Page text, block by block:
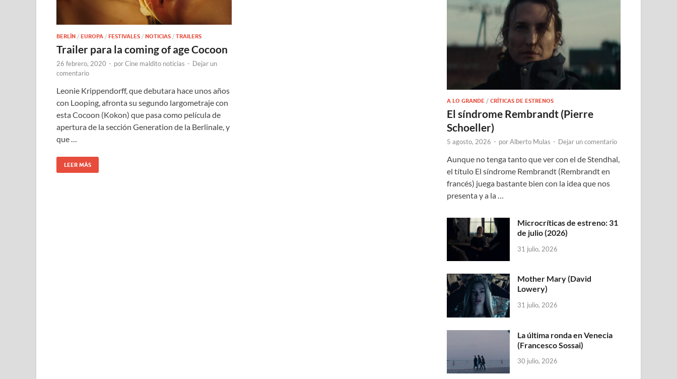
BERLÍN / EUROPA / FESTIVALES / NOTICIAS / TRAILERS
Trailer para la coming of age Cocoon
26 febrero, 2020 - porCine maldito noticias - Dejar un
comentario
Leonie Krippendorff, que debutara hace unos años
con Looping, afronta su segundo largometraje con
esta Cocoon (Kokon) que pasa como película de
apertura de la sección Generation de la Berlinale, y
que …
LEER MÁS
A LO GRANDE /CRÍTICAS DE ESTRENOS
El síndrome Rembrandt (Pierre
Schoeller)
5 agosto, 2026 - porAlberto Mulas - Dejar un comentario
Aunque no tenga tanto que ver con el de Stendhal,
el título El síndrome Rembrandt (Rembrandt en
francés) juega bastante bien con la idea que nos
presenta y a la …
Microcríticas de estreno: 31
de julio (2026)
31 julio, 2026
Mother Mary (David
Lowery)
31 julio, 2026
La última ronda en Venecia
(Francesco Sossai)
30 julio, 2026